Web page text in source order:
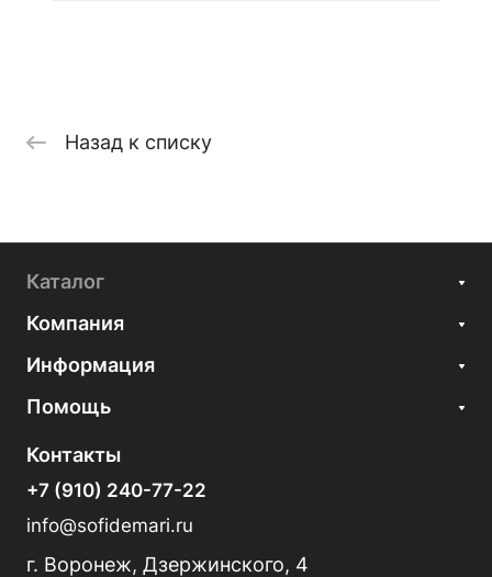
Назад к списку
Каталог
Компания
Информация
Помощь
Контакты
+7 (910) 240-77-22
info@sofidemari.ru
г. Воронеж, Дзержинского, 4